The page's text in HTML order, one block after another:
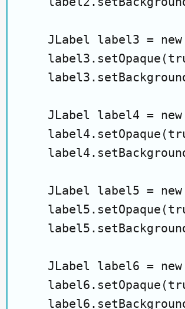
JLabel label3 =
JLabel label4 =
JLabel label5 =
JLabel label6 =